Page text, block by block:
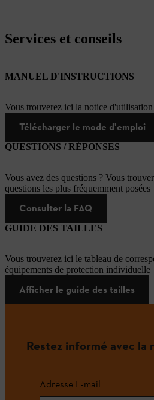
Services et conseils
MANUEL D'INSTRUCTIONS
Vous trouverez ici la notice
Télécharger le mode d'emploi
QUESTIONS / RÉPONSES
Vous avez des questions ? Vous
questions les plus fréquemment posées
Consulter la FAQ
GUIDE DES TAILLES
Vous trouverez ici le tableau de
équipements de protection individuelle
Afficher le guide des tailles
Restez informé avec la
Adresse E-mail